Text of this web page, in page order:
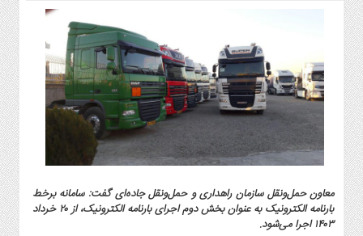
بورس
و
شهری
گاز
و
پتروشیمی
صنعت
و
خودرو
استارت
معاون حمل‌ونقل سازمان راهداری و حمل‌ونقل جاده‌ای گفت: سامانه برخط
بارنامه الکترونیک به عنوان بخش دوم اجرای بارنامه الکترونیک، از ۲۰ خرداد
۱۴۰۳ اجرا می‌شود.